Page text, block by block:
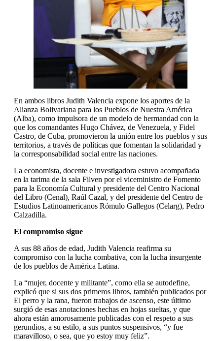
En ambos libros Judith Valencia expone los aportes de la
Alianza Bolivariana para los Pueblos de Nuestra América
(Alba), como impulsora de un modelo de hermandad con la
que los comandantes Hugo Chávez, de Venezuela, y Fidel
Castro, de Cuba, promovieron la unión entre los pueblos y sus
territorios, a través de políticas que fomentan la solidaridad y
la corresponsabilidad social entre las naciones.
La economista, docente e investigadora estuvo acompañada
en la tarima de la sala Filven por el viceministro de Fomento
para la Economía Cultural y presidente del Centro Nacional
del Libro (Cenal), Raúl Cazal, y del presidente del Centro de
Estudios Latinoamericanos Rómulo Gallegos (Celarg), Pedro
Calzadilla.
El compromiso sigue
A sus 88 años de edad, Judith Valencia reafirma su
compromiso con la lucha combativa, con la lucha insurgente
de los pueblos de América Latina.
La “mujer, docente y militante”, como ella se autodefine,
explicó que si sus dos primeros libros, también publicados por
El perro y la rana, fueron trabajos de ascenso, este último
surgió de esas anotaciones hechas en hojas sueltas, y que
ahora están amorosamente publicadas con el respeto a sus
gerundios, a su estilo, a sus puntos suspensivos, “y fue
maravilloso, o sea, que yo estoy muy feliz”.